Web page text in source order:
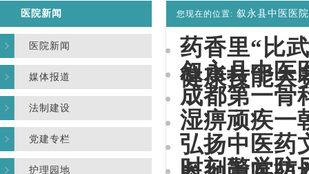
医院新闻
医院新闻
媒体报道
法制建设
党建专栏
护理园地
您现在的位置: 叙永县中医医院
药香里“比
健康技能大
叙永县中医
成都第一骨
湿痹顽疾一
弘扬中医
时刻警觉